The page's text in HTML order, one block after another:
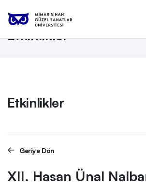
Anasayfa Etkinlikler XII. Hasan Ünal
Etkinlikler
Etkinlikler
Geriye Dön
XII. Hasan Ünal